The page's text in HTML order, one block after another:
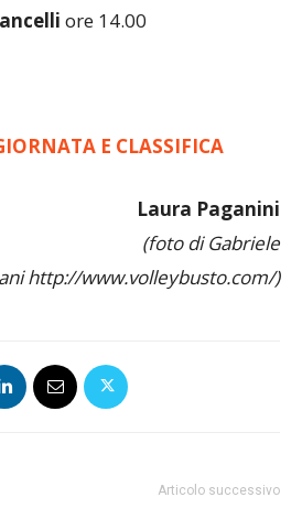
ore 14.00
E CLASSIFICA
Laura Paganini
(foto di Gabriele
http://www.volleybusto.com/)
Articolo successivo